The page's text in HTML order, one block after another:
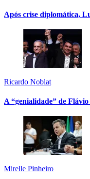
Após crise diplomática,
Ricardo Noblat
A “genialidade” de
Mirelle Pinheiro